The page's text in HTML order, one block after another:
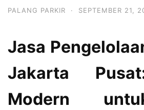
PALANG PARKIR · SEPTEMBER 21,
Jasa
Jakarta
Modern